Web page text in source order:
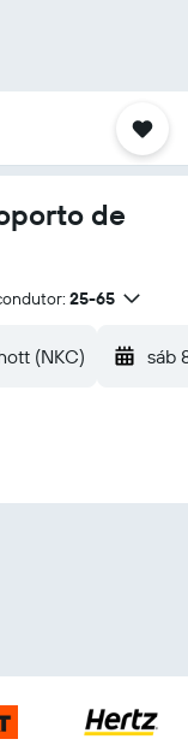
de
25-65
(NKC) sáb